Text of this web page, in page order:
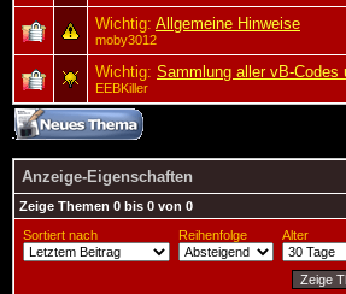
Wichtig: Allgemeine Hinweise
moby3012
Wichtig: Sammlung aller vB-Codes
EEBKiller
Anzeige-Eigenschaften
Zeige Themen 0 bis 0 von 0
Sortiert nach
Reihenfolge Alter